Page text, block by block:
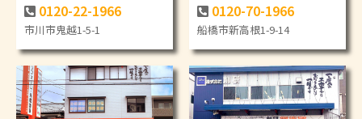
0120-22-1966
市川市鬼越1-5-1
0120-70-1966
船橋市新高根1-9-14